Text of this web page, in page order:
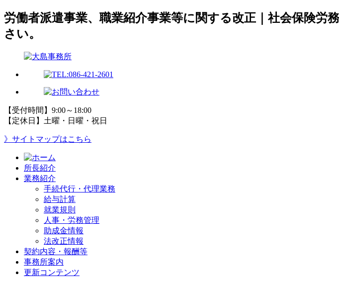
労働者派遣事業、職業紹介事業等に関する改正｜社会保険
さい。
【受付時間】9:00～18:00
【定休日】土曜・日曜・祝日
》サイトマップはこちら
所長紹介
業務紹介
手続代行・代理業務
給与計算
就業規則
人事・労務管理
助成金情報
法改正情報
契約内容・報酬等
事務所案内
更新コンテンツ